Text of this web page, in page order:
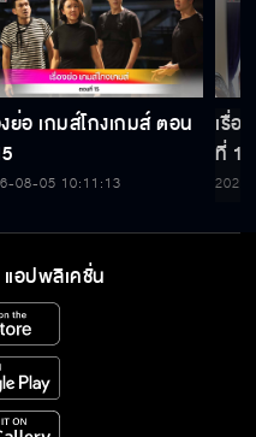
งย่อ เกมส์โกงเกมส์ ตอน
08-05 10:11:13
เรื่อ
ที่ 14
แอปพลิเคชั่น